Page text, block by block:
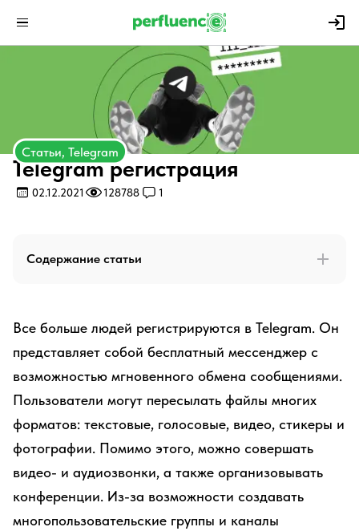
Статьи, Telegram
Telegram регистрация
02.12.2021 128788 1
Содержание статьи
Все больше людей регистрируются в Telegram. Он
представляет собой бесплатный мессенджер с
возможностью мгновенного обмена сообщениями.
Пользователи могут пересылать файлы многих
форматов: текстовые, голосовые, видео, стикеры и
фотографии. Помимо этого, можно совершать
видео- и аудиозвонки, а также организовывать
конференции. Из-за возможности создавать
многопользовательские группы и каналы